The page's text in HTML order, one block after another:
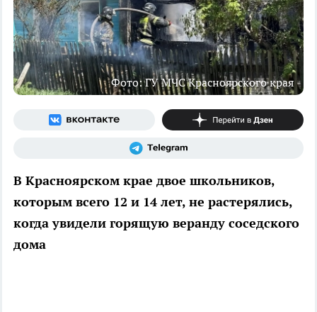
Фото: ГУ МЧС Красноярского края
В Красноярском крае двое школьников,
которым всего 12 и 14 лет, не растерялись,
когда увидели горящую веранду соседского
дома